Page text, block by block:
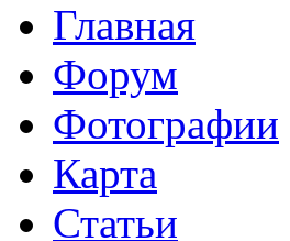
Главная
Форум
Фотографии
Карта
Статьи